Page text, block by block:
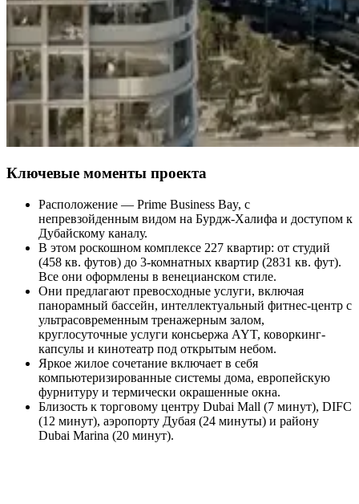
Ключевые моменты проекта
Расположение — Prime Business Bay, с
непревзойденным видом на Бурдж-Халифа и доступом к
Дубайскому каналу.
В этом роскошном комплексе 227 квартир: от студий
(458 кв. футов) до 3-комнатных квартир (2831 кв. фут).
Все они оформлены в венецианском стиле.
Они предлагают превосходные услуги, включая
панорамный бассейн, интеллектуальный фитнес-центр с
ультрасовременным тренажерным залом,
круглосуточные услуги консьержа AYT, коворкинг-
капсулы и кинотеатр под открытым небом.
Яркое жилое сочетание включает в себя
компьютеризированные системы дома, европейскую
фурнитуру и термически окрашенные окна.
Близость к торговому центру Dubai Mall (7 минут), DIFC
(12 минут), аэропорту Дубая (24 минуты) и району
Dubai Marina (20 минут).